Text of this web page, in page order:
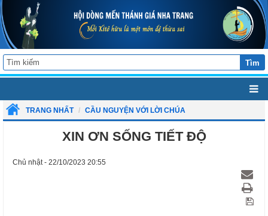
Tìm
TRANG NHẤT CẦU NGUYỆN VỚI LỜI CHÚA
XIN ƠN SỐNG TIẾT ĐỘ
Chủ nhật - 22/10/2023 20:55